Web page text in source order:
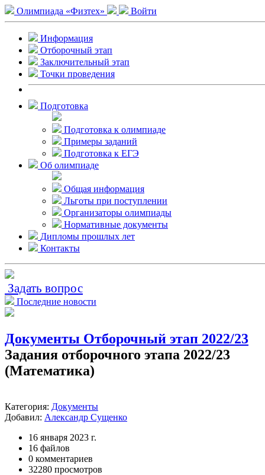
Олимпиада «Физтех» Войти
Информация
Отборочный этап
Заключительный этап
Точки проведения
Подготовка
Подготовка к олимпиаде
Примеры заданий
Подготовка к ЕГЭ
Об олимпиаде
Общая информация
Льготы при поступлении
Организаторы олимпиады
Нормативные документы
Дипломы прошлых лет
Контакты
Задать вопрос
Последние новости
Документы Отборочный этап 2022/23
Задания отборочного этапа 2022/23
(Математика)
Категория: Документы
Добавил: Александр Сущенко
16 января 2023 г.
16 файлов
0 комментариев
32280 просмотров